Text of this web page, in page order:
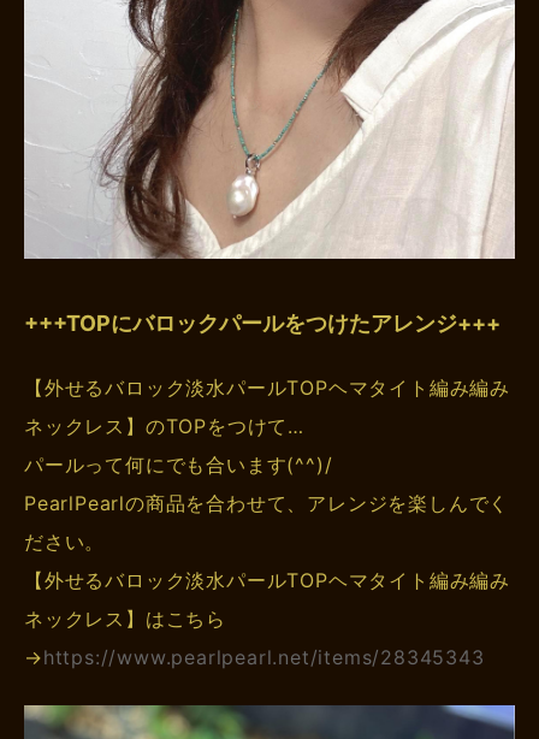
+++TOPにバロックパールをつけたアレンジ+++
【外せるバロック淡水パールTOPヘマタイト編み編み
ネックレス】のTOPをつけて…
パールって何にでも合います(^^)/
PearlPearlの商品を合わせて、アレンジを楽しんでく
ださい。
【外せるバロック淡水パールTOPヘマタイト編み編み
ネックレス】はこちら
→https://www.pearlpearl.net/items/28345343